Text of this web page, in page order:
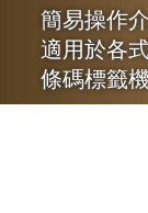
簡易操作
適用於各
條碼標籤機